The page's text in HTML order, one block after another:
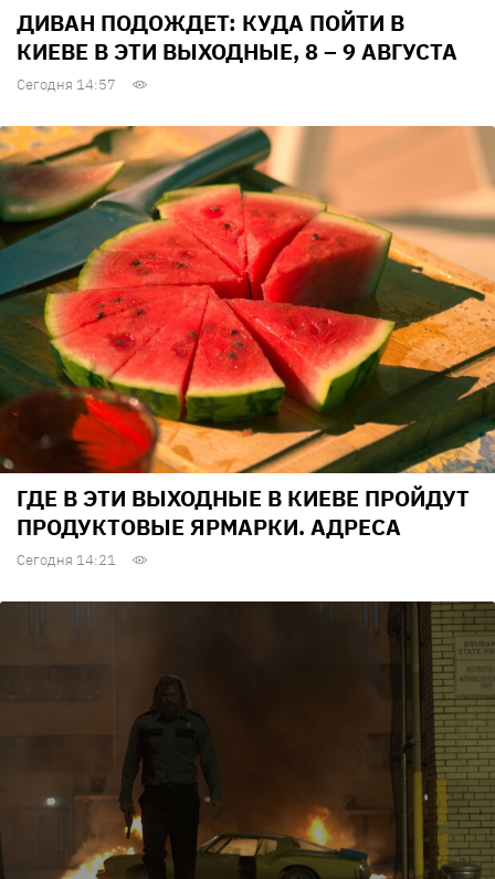
ДИВАН ПОДОЖДЕТ: КУДА ПОЙТИ В
КИЕВЕ В ЭТИ ВЫХОДНЫЕ, 8 – 9 АВГУСТА
Сегодня 14:57
ГДЕ В ЭТИ ВЫХОДНЫЕ В КИЕВЕ ПРОЙДУТ
ПРОДУКТОВЫЕ ЯРМАРКИ. АДРЕСА
Сегодня 14:21